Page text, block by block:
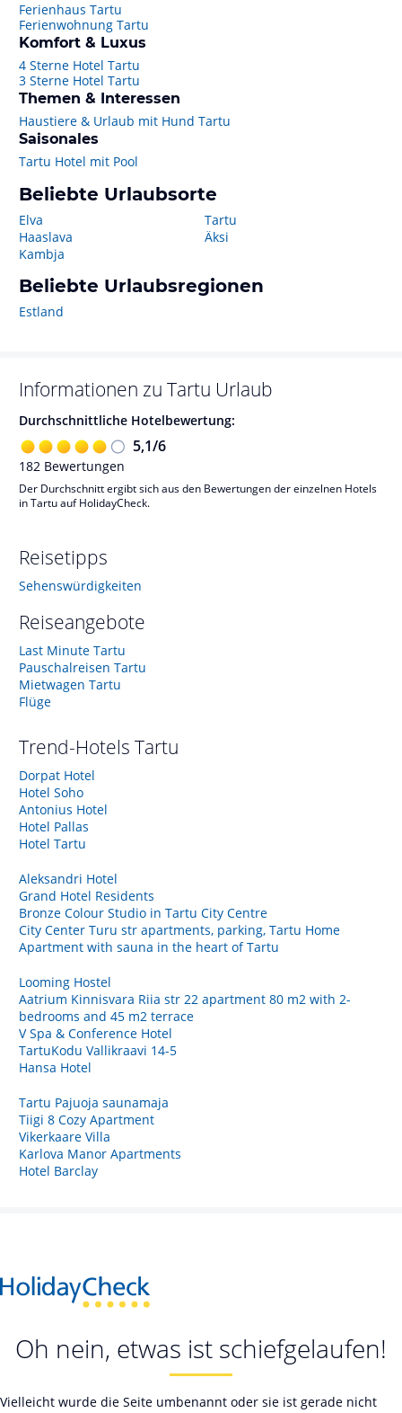
Ferienhaus Tartu
Ferienwohnung Tartu
Komfort & Luxus
4 Sterne Hotel Tartu
3 Sterne Hotel Tartu
Themen & Interessen
Haustiere & Urlaub mit Hund Tartu
Saisonales
Tartu Hotel mit Pool
Beliebte Urlaubsorte
Elva
Haaslava
Kambja
Tartu
Äksi
Beliebte Urlaubsregionen
Estland
Informationen zu Tartu Urlaub
Durchschnittliche Hotelbewertung:
5,1/6
182 Bewertungen
Der Durchschnitt ergibt sich aus den Bewertungen der einzelnen Hotels
in Tartu auf HolidayCheck.
Reisetipps
Sehenswürdigkeiten
Reiseangebote
Last Minute Tartu
Pauschalreisen Tartu
Mietwagen Tartu
Flüge
Trend-Hotels Tartu
Dorpat Hotel
Hotel Soho
Antonius Hotel
Hotel Pallas
Hotel Tartu
Aleksandri Hotel
Grand Hotel Residents
Bronze Colour Studio in Tartu City Centre
City Center Turu str apartments, parking, Tartu Home
Apartment with sauna in the heart of Tartu
Looming Hostel
Aatrium Kinnisvara Riia str 22 apartment 80 m2 with 2-
bedrooms and 45 m2 terrace
V Spa & Conference Hotel
TartuKodu Vallikraavi 14-5
Hansa Hotel
Tartu Pajuoja saunamaja
Tiigi 8 Cozy Apartment
Vikerkaare Villa
Karlova Manor Apartments
Hotel Barclay
Oh nein, etwas ist schiefgelaufen!
Vielleicht wurde die Seite umbenannt oder sie ist gerade nicht